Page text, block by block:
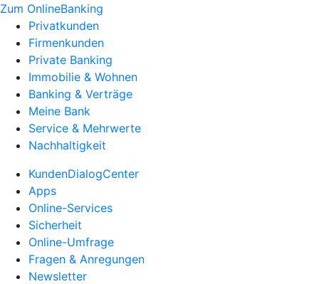
Zum OnlineBanking
Privatkunden
Firmenkunden
Private Banking
Immobilie & Wohnen
Banking & Verträge
Meine Bank
Service & Mehrwerte
Nachhaltigkeit
KundenDialogCenter
Apps
Online-Services
Sicherheit
Online-Umfrage
Fragen & Anregungen
Newsletter